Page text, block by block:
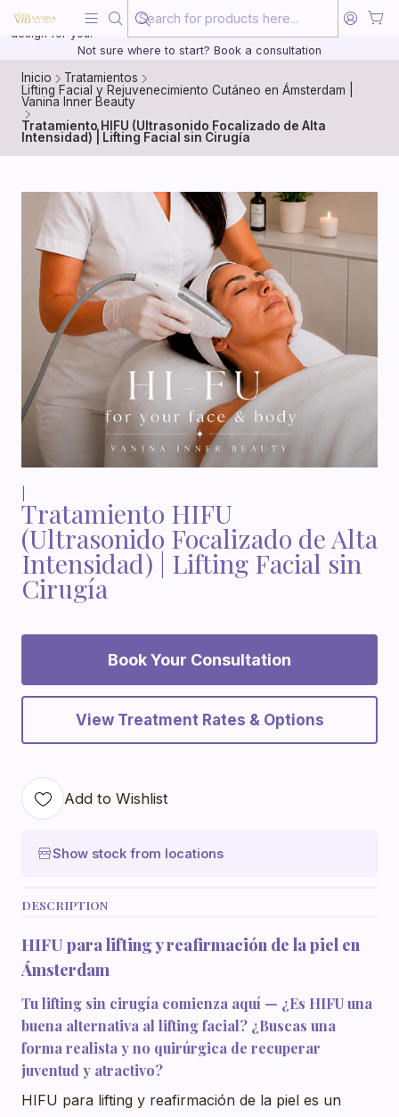
20 years of medical experience behind every treatment plan we
design for you.
Not sure where to start? Book a consultation
Inicio
Tratamientos
Lifting Facial y Rejuvenecimiento Cutáneo en Ámsterdam |
Vanina Inner Beauty
Tratamiento HIFU (Ultrasonido Focalizado de Alta
Intensidad) | Lifting Facial sin Cirugía
Tratamiento HIFU
(Ultrasonido Focalizado de Alta
Intensidad) | Lifting Facial sin
Cirugía
Book Your Consultation
View Treatment Rates & Options
Add to Wishlist
Show stock from locations
DESCRIPTION
HIFU para lifting y reafirmación de la piel en
Ámsterdam
Tu lifting sin cirugía comienza aquí — ¿Es HIFU una
buena alternativa al lifting facial? ¿Buscas una
forma realista y no quirúrgica de recuperar
juventud y atractivo?
HIFU para lifting y reafirmación de la piel es un